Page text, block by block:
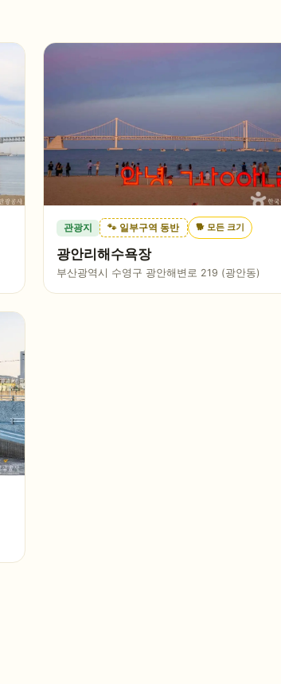
관광지 🐾 일부구역 동반 🐕 모든 크기
광안리해수욕장
부산광역시 수영구 광안해변로 219 (광안동)